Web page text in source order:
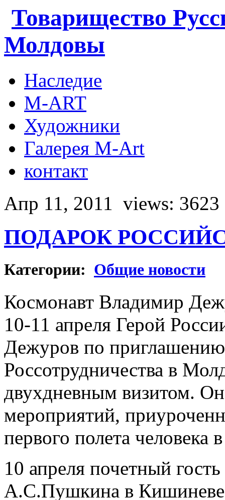
Товарищество
Молдовы
Наследие
M-ART
Художники
Галерея M-Art
контакт
Апр 11, 2011 views: 3623
ПОДАРОК
Категории: Общие новости
Космонавт Владимир
10-11 апреля Герой
Дежуров по приглашению
Россотрудничества в
двухдневным визитом.
мероприятий,
первого полета человека
10 апреля почетный
А.С.Пушкина в Кишиневе